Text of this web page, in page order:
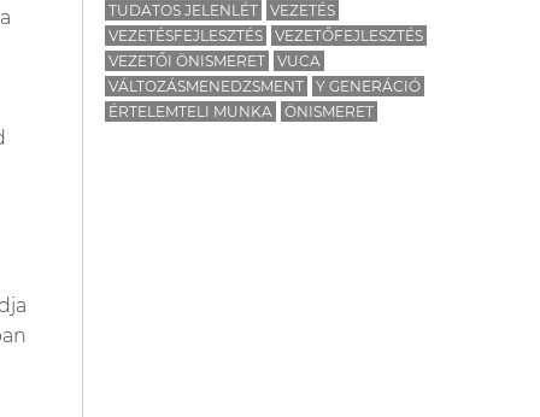
TUDATOS JELENLÉT
VEZETÉS
VEZETÉSFEJLESZTÉS
VEZETŐFEJLESZTÉS
VEZETŐI ÖNISMERET
VUCA
VÁLTOZÁSMENEDZSMENT
Y GENERÁCIÓ
ÉRTELEMTELI MUNKA
ÖNISMERET